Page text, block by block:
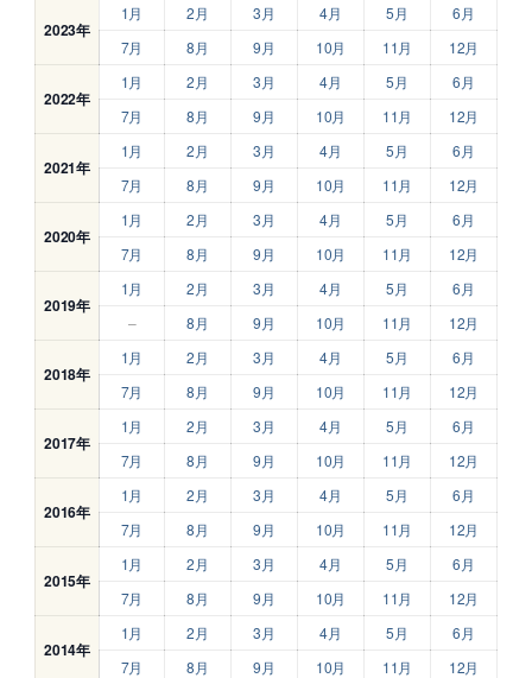
2023年
1月 2月 3月 4月 5月
6月
7月
8月 9月 10月 11月 12月
2022年
1月 2月 3月 4月 5月
6月
7月
8月 9月 10月 11月 12月
2021年
1月 2月 3月 4月 5月
6月
7月
8月 9月 10月 11月 12月
2020年
1月 2月 3月 4月 5月
6月
7月
8月 9月 10月 11月 12月
2019年
1月 2月 3月 4月 5月
6月
–
8月 9月 10月 11月 12月
2018年
1月 2月 3月 4月 5月
6月
7月
8月 9月 10月 11月 12月
2017年
1月 2月 3月 4月 5月
6月
7月
8月 9月 10月 11月 12月
2016年
1月 2月 3月 4月 5月
6月
7月
8月 9月 10月 11月 12月
2015年
1月 2月 3月 4月 5月
6月
7月
8月 9月 10月 11月 12月
2014年
1月 2月 3月 4月 5月
6月
7月
8月 9月 10月 11月 12月